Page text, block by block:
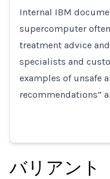
Internal IBM
supercomputer
treatment advice
specialists and
examples of unsafe
recommendations”
バリアント